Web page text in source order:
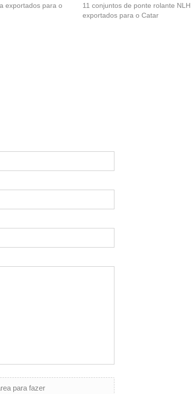
exportados para o
11 conjuntos de ponte rolante NLH
exportados para o Catar
para fazer